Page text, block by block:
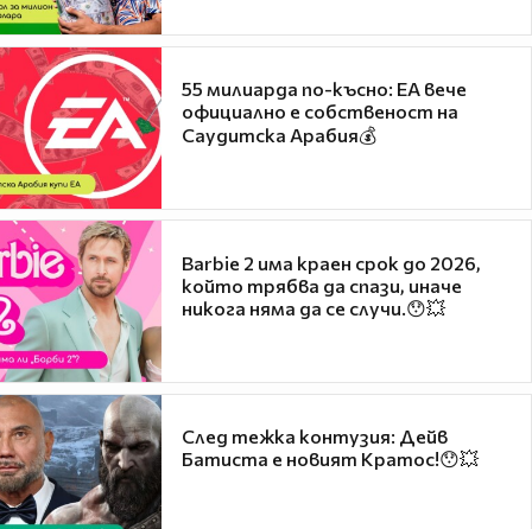
55 милиарда по-късно: EA вече
официално е собственост на
Саудитска Арабия💰
Barbie 2 има краен срок до 2026,
който трябва да спази, иначе
никога няма да се случи.😯💥
След тежка контузия: Дейв
Батиста е новият Кратос!😯💥